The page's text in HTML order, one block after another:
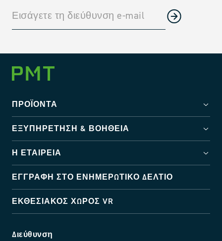
Διεύθυνση
ΠΡΟΪΌΝΤΑ
ΕΞΥΠΗΡΈΤΗΣΗ & ΒΟΉΘΕΙΑ
Η ΕΤΑΙΡΕΊΑ
ΕΓΓΡΑΦΉ ΣΤΟ ΕΝΗΜΕΡΩΤΙΚΌ ΔΕΛΤΊΟ
ΕΚΘΕΣΙΑΚΌΣ ΧΏΡΟΣ VR